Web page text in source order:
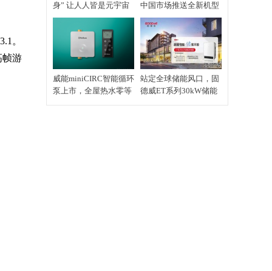
。
帧游
身” 让人人皆是元宇宙
元住民
中国市场推送全新机型
威能miniCIRC智能循环
泵上市，全屋热水零等
待
站定全球储能风口，固
德威ET系列30kW储能
旗舰驭风而来